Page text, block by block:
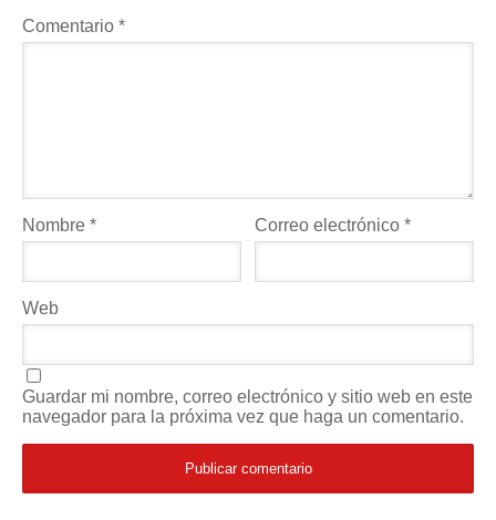
Comentario *
Nombre * Correo electrónico*
Web
Guardar mi nombre, correo electrónico y sitio web en este
navegador para la próxima vez que haga un comentario.